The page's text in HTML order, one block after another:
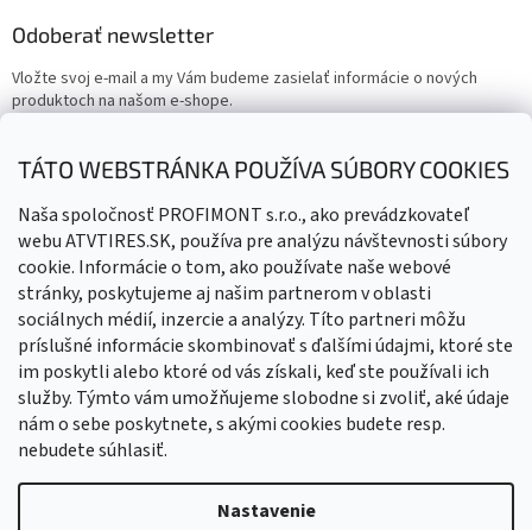
TÁTO WEBSTRÁNKA POUŽÍVA SÚBORY COOKIES
Naša spoločnosť PROFIMONT s.r.o., ako prevádzkovateľ
webu ATVTIRES.SK, používa pre analýzu návštevnosti súbory
cookie. Informácie o tom, ako používate naše webové
stránky, poskytujeme aj našim partnerom v oblasti
sociálnych médií, inzercie a analýzy. Títo partneri môžu
príslušné informácie skombinovať s ďalšími údajmi, ktoré ste
im poskytli alebo ktoré od vás získali, keď ste používali ich
služby. Týmto vám umožňujeme slobodne si zvoliť, aké údaje
nám o sebe poskytnete, s akými cookies budete resp.
nebudete súhlasiť.
Nastavenie
Odoberať newsletter
Vložte svoj e-mail a my Vám budeme zasielať informácie o nových
produktoch na našom e-shope.
Email
Vložením e-mailu súhlasíte spodmienkami ochrany osobných
údajov
PRIHLÁSIŤ SA